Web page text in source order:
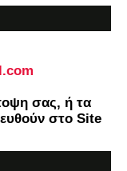
σας, ή τα
στο Site